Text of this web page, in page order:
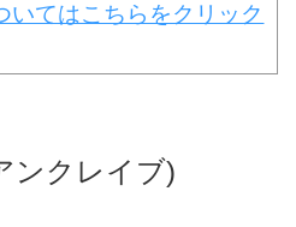
いてはこちらをクリック
ンクレイブ)